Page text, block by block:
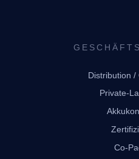
Distribution
Private-
Co-